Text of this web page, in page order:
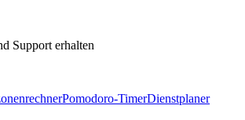
Support erhalten
Pomodoro-TimerDienstplaner